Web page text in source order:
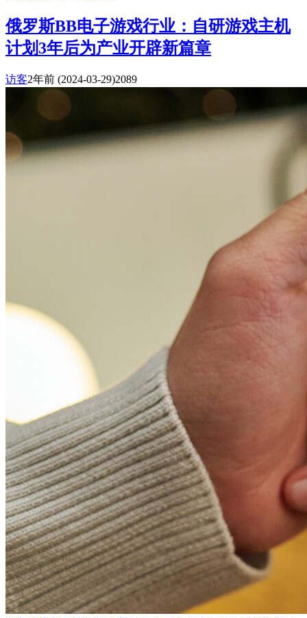
俄罗斯BB电子游戏行业：自研游戏主机
计划3年后为产业开辟新篇章
访客2年前 (2024-03-29)2089